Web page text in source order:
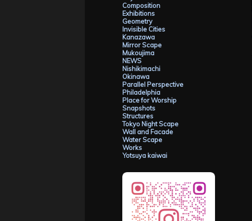
Composition
Exhibitions
Geometry
Invisible Cities
Kanazawa
Mirror Scape
Mukoujima
NEWS
Nishikimachi
Okinawa
Parallel Perspective
Philadelphia
Place for Worship
Snapshots
Structures
Tokyo Night Scape
Wall and Facade
Water Scape
Works
Yotsuya kaiwai